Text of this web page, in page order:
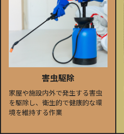
害虫駆除
家屋や施設内外で発生する害虫
を駆除し、衛生的で健康的な環
境を維持する作業